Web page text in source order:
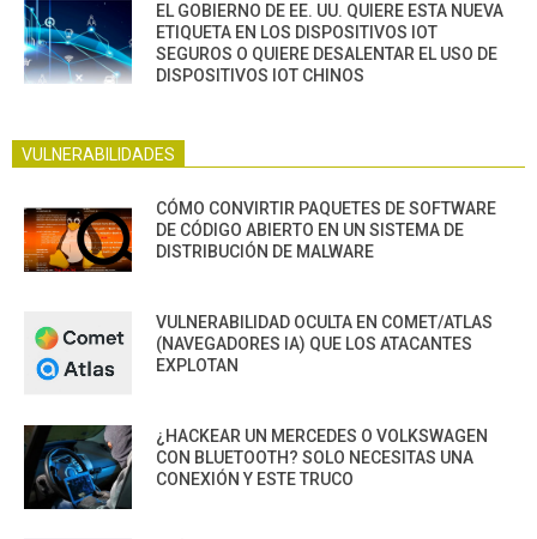
EL GOBIERNO DE EE. UU. QUIERE ESTA NUEVA
ETIQUETA EN LOS DISPOSITIVOS IOT
SEGUROS O QUIERE DESALENTAR EL USO DE
DISPOSITIVOS IOT CHINOS
VULNERABILIDADES
CÓMO CONVIRTIR PAQUETES DE SOFTWARE
DE CÓDIGO ABIERTO EN UN SISTEMA DE
DISTRIBUCIÓN DE MALWARE
VULNERABILIDAD OCULTA EN COMET/ATLAS
(NAVEGADORES IA) QUE LOS ATACANTES
EXPLOTAN
¿HACKEAR UN MERCEDES O VOLKSWAGEN
CON BLUETOOTH? SOLO NECESITAS UNA
CONEXIÓN Y ESTE TRUCO